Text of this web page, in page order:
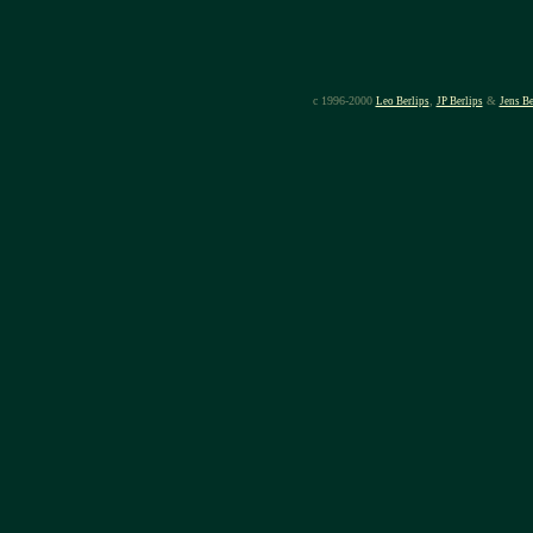
c 1996-2000 Leo Berlips, JP Berlips& Jens